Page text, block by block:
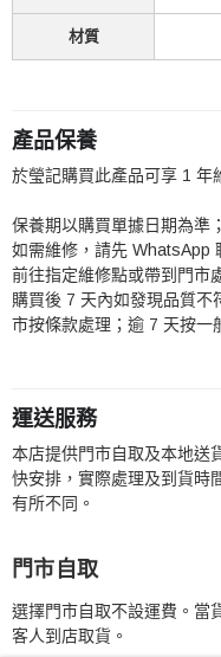
材質
產品保養
於瑩記購買此產品可享 1 年
保養期以購買單據日期為準
如需維修，請先 WhatsApp
前往指定維修點或帶到門市
購買後 7 天內如發現品質不
市按條款處理；逾 7 天按一
運送服務
本店提供門市自取及本地送
快安排，實際處理及到貨時
有所不同。
門市自取
選擇門市自取不設運費。當
客人到店取貨。